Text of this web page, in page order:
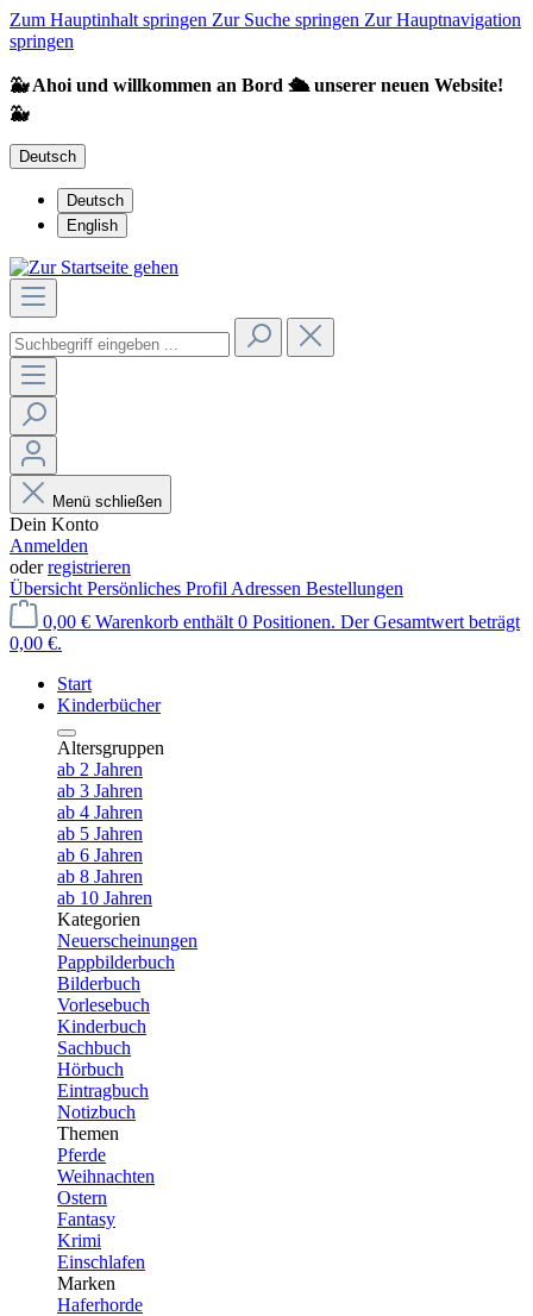
Zum Hauptinhalt springen Zur Suche springen Zur Hauptnavigation
springen
🐳 Ahoi und willkommen an Bord 🛳️ unserer neuen Website!
🐳
Deutsch
Deutsch
English
Menü schließen
Dein Konto
Anmelden
oderregistrieren
Übersicht Persönliches Profil Adressen Bestellungen
0,00 € Warenkorb enthält 0 Positionen. Der Gesamtwert beträgt
0,00 €.
Start
Kinderbücher
Altersgruppen
ab 2 Jahren
ab 3 Jahren
ab 4 Jahren
ab 5 Jahren
ab 6 Jahren
ab 8 Jahren
ab 10 Jahren
Kategorien
Neuerscheinungen
Pappbilderbuch
Bilderbuch
Vorlesebuch
Kinderbuch
Sachbuch
Hörbuch
Eintragbuch
Notizbuch
Themen
Pferde
Weihnachten
Ostern
Fantasy
Krimi
Einschlafen
Marken
Haferhorde